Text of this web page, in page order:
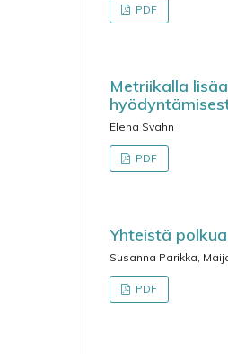
PDF
Metriikalla
Elena Svahn
PDF
Yhteistä
Susanna Parikka,
PDF